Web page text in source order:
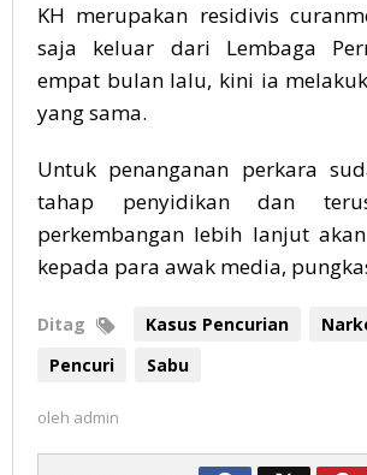
KH merupakan residivis
saja keluar dari Lembaga
empat bulan lalu, kini ia
yang sama.
Untuk penanganan perkara
tahap penyidikan dan
perkembangan lebih lanjut
kepada para awak media,
Ditag Kasus Pencurian
Pencuri
Sabu
oleh admin